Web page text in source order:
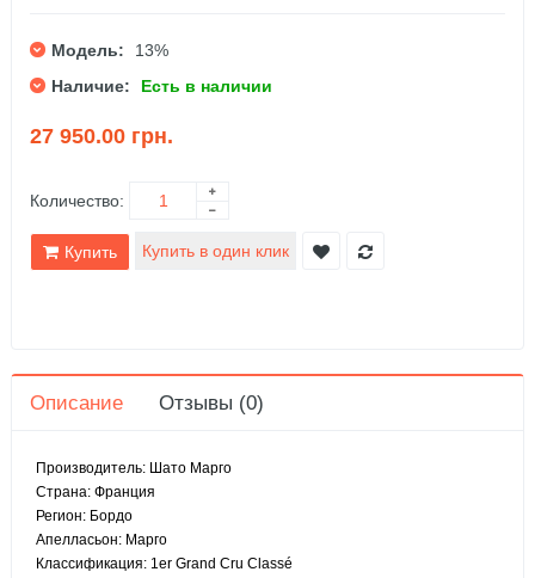
Модель:
13%
Наличие:
Есть в наличии
27 950.00 грн.
Количество:
Купить
Описание Отзывы (0)
Производитель: Шато Марго
Страна: Франция
Регион: Бордо
Апелласьон: Марго
Классификация: 1er Grand Cru Classé